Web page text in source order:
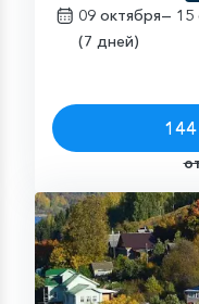
09 октября— 15
(7 дней)